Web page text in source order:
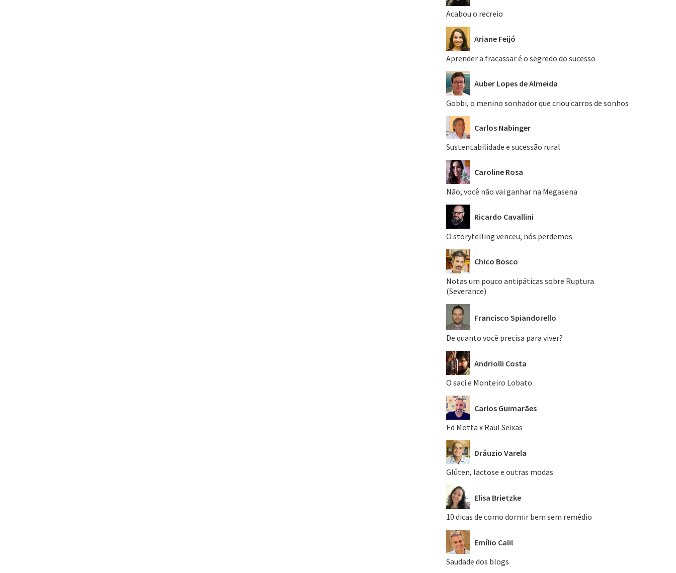
Acabou o recreio
Ariane Feijó
Aprender a fracassar é o segredo do sucesso
Auber Lopes de Almeida
Gobbi, o menino sonhador que criou carros de sonhos
Carlos Nabinger
Sustentabilidade e sucessão rural
Caroline Rosa
Não, você não vai ganhar na Megasena
Ricardo Cavallini
O storytelling venceu, nós perdemos
Chico Bosco
Notas um pouco antipáticas sobre Ruptura
(Severance)
Francisco Spiandorello
De quanto você precisa para viver?
Andriolli Costa
O saci e Monteiro Lobato
Carlos Guimarães
Ed Motta x Raul Seixas
Dráuzio Varela
Glúten, lactose e outras modas
Elisa Brietzke
10 dicas de como dormir bem sem remédio
Emílio Calil
Saudade dos blogs